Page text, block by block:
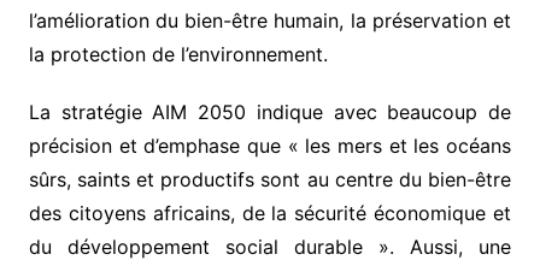
l’amélioration du bien-être humain, la préservation et
la protection de l’environnement.
La stratégie AIM 2050 indique avec beaucoup de
précision et d’emphase que « les mers et les océans
sûrs, saints et productifs sont au centre du bien-être
des citoyens africains, de la sécurité économique et
du développement social durable ». Aussi, une